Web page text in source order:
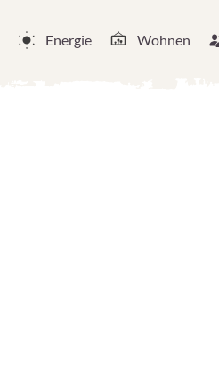
Energie Wohnen